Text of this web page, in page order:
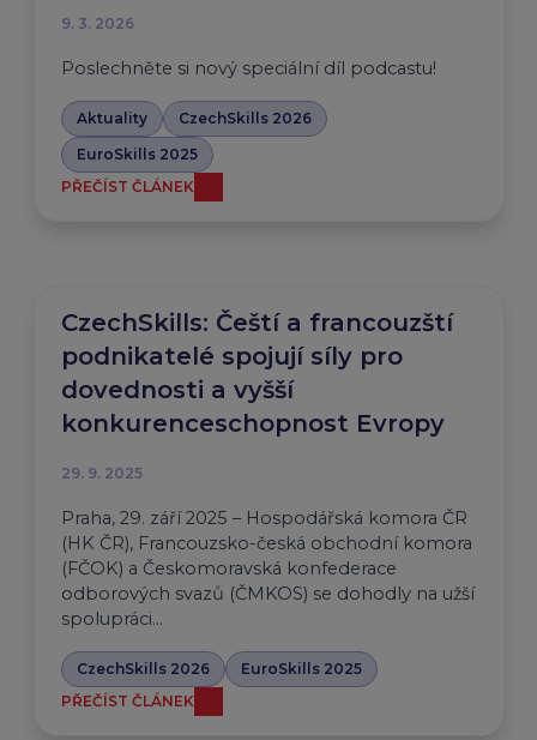
9. 3. 2026
Poslechněte si nový speciální díl podcastu!
Aktuality
CzechSkills 2026
EuroSkills 2025
PŘEČÍST ČLÁNEK
CzechSkills: Čeští a francouzští
podnikatelé spojují síly pro
dovednosti a vyšší
konkurenceschopnost Evropy
29. 9. 2025
Praha, 29. září 2025 – Hospodářská komora ČR
(HK ČR), Francouzsko-česká obchodní komora
(FČOK) a Českomoravská konfederace
odborových svazů (ČMKOS) se dohodly na užší
spolupráci…
CzechSkills 2026
EuroSkills 2025
PŘEČÍST ČLÁNEK